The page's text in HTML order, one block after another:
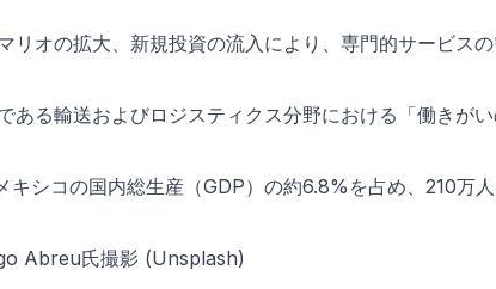
オの拡大、新規投資の流入により、専門的サービス
る輸送およびロジスティクス分野における「働きが
シコの国内総生産（GDP）の約6.8%を占め、210万人
Abreu氏撮影 (Unsplash)